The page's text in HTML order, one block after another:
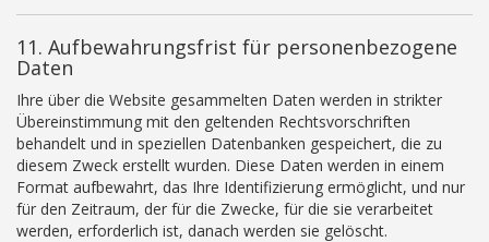
11. Aufbewahrungsfrist für personenbezogene
Daten
Ihre über die Website gesammelten Daten werden in strikter
Übereinstimmung mit den geltenden Rechtsvorschriften
behandelt und in speziellen Datenbanken gespeichert, die zu
diesem Zweck erstellt wurden. Diese Daten werden in einem
Format aufbewahrt, das Ihre Identifizierung ermöglicht, und nur
für den Zeitraum, der für die Zwecke, für die sie verarbeitet
werden, erforderlich ist, danach werden sie gelöscht.